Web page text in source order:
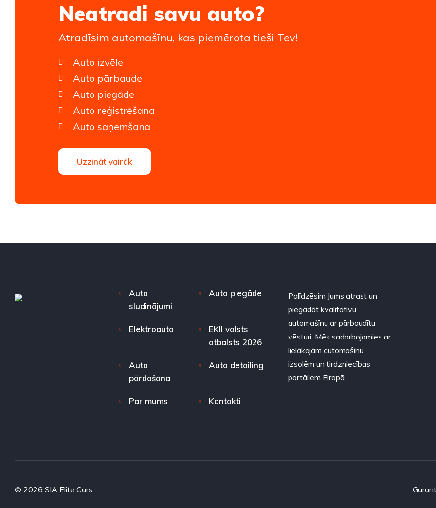
Neatradi savu auto?
Atradīsim automašīnu, kas piemērota tieši Tev!
Auto izvēle
Auto pārbaude
Auto piegāde
Auto reģistrēšana
Auto saņemšana
Uzzināt vairāk
Auto
sludinājumi
Auto piegāde
Elektroauto
EKII valsts
atbalsts 2026
Auto
pārdošana
Auto detailing
Par mums Kontakti
Palīdzēsim Jums atrast un
piegādāt kvalitatīvu
automašīnu ar pārbaudītu
vēsturi. Mēs sadarbojamies ar
lielākajām automašīnu
izsolēm un tirdzniecības
portāliem Eiropā.
© 2026 SIA Elite Cars